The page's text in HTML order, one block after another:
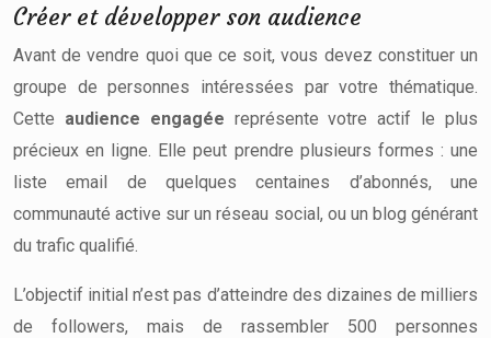
Créer et développer son audience
Avant de vendre quoi que ce soit, vous devez constituer un
groupe de personnes intéressées par votre thématique.
Cette audience engagée représente votre actif le plus
précieux en ligne. Elle peut prendre plusieurs formes : une
liste email de quelques centaines d’abonnés, une
communauté active sur un réseau social, ou un blog générant
du trafic qualifié.
L’objectif initial n’est pas d’atteindre des dizaines de milliers
de followers, mais de rassembler 500 personnes